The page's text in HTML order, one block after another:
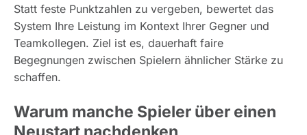
Statt feste Punktzahlen zu vergeben, bewertet das
System Ihre Leistung im Kontext Ihrer Gegner und
Teamkollegen. Ziel ist es, dauerhaft faire
Begegnungen zwischen Spielern ähnlicher Stärke zu
schaffen.
Warum manche Spieler über einen